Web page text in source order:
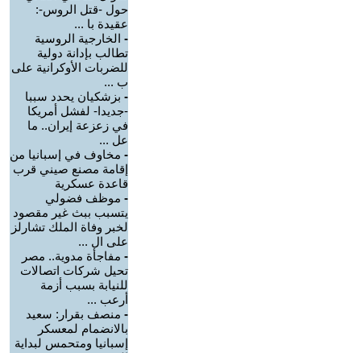
حول -قتل الروس-:
عقيدة با ...
- الخارجية الروسية
تطالب بإدانة دولية
للضربات الأوكرانية على
ب ...
- بزشكيان يحدد سببا
-جديدا- لفشل أمريكا
في زعزعة إيران.. ما
عل ...
- مخاوف في إسبانيا من
إقامة مصنع صيني قرب
قاعدة عسكرية
- موظف فضولي
يتسبب ببث غير مقصود
لخبر وفاة الملك تشارلز
على ال ...
- مفاجأة مدوية.. مصر
تحيل شركات اتصالات
للنيابة بسبب أزمة
أرعب ...
- منصف بقرار: سعيد
بالانضمام لمعسكر
إسبانيا ومتحمس لبداية